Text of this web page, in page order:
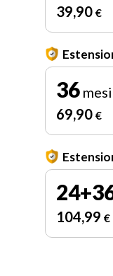
39,90 €
36 mesi
69,90 €
104,99 €